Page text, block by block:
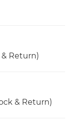
& Return)
& Return)